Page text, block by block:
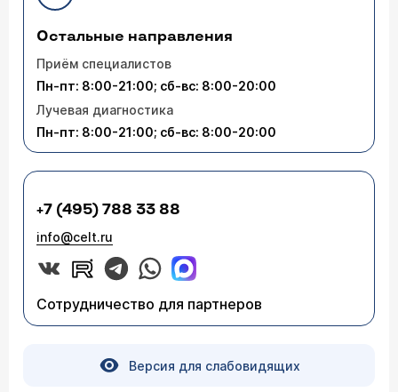
Остальные направления
Приём специалистов
Пн-пт: 8:00-21:00; сб-вс: 8:00-20:00
Лучевая диагностика
Пн-пт: 8:00-21:00; сб-вс: 8:00-20:00
+7 (495) 788 33 88
info@celt.ru
Сотрудничество для партнеров
Версия для слабовидящих